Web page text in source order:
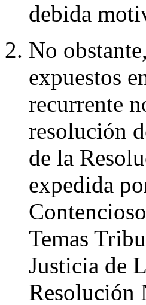
debida
No
expuestos
recurrente
resolución
de la
expedida
Temas
Justicia de
Resolución